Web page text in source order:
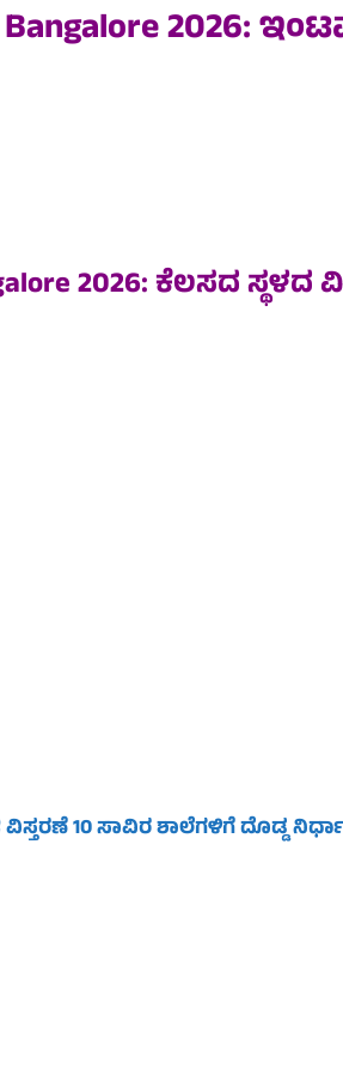
2026:
2026: ಕೆಲಸದ ಸ್ಥಳದ
10 ಸಾವಿರ ಶಾಲೆಗಳಿಗೆ ದೊಡ್ಡ